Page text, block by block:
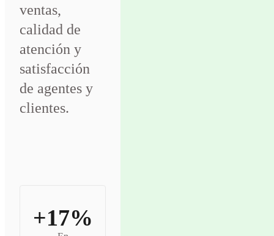
ventas,
calidad de
atención y
satisfacción
de agentes y
clientes.
+17%